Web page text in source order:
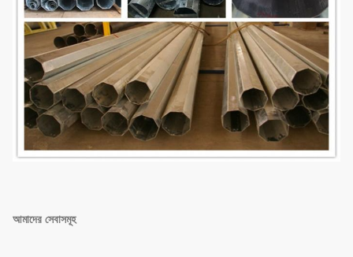
আমাদের সেবাসমূহ